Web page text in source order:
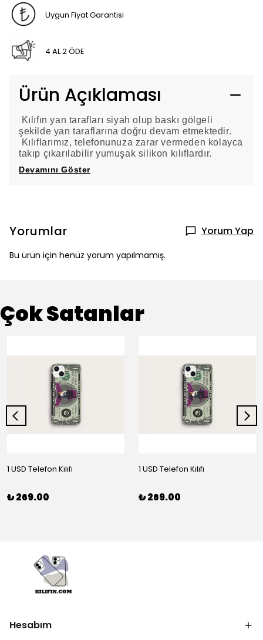
Uygun Fiyat Garantisi
4 AL 2 ÖDE
Ürün Açıklaması
Kılıfın yan tarafları siyah olup baskı gölgeli
şekilde yan taraflarına doğru devam etmektedir.
Kılıflarımız, telefonunuza zarar vermeden kolayca
takıp çıkarılabilir yumuşak silikon kılıflardır.
Devamını Göster
Yorumlar Yorum Yap
Bu ürün için henüz yorum yapılmamış.
Çok Satanlar
1 USD Telefon Kılıfı
₺ 269.00
1 USD Telefon Kılıfı
₺ 269.00
Hesabım